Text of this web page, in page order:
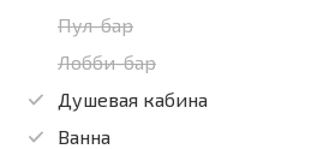
Пул-бар
Лобби-бар
Душевая кабина
Ванна